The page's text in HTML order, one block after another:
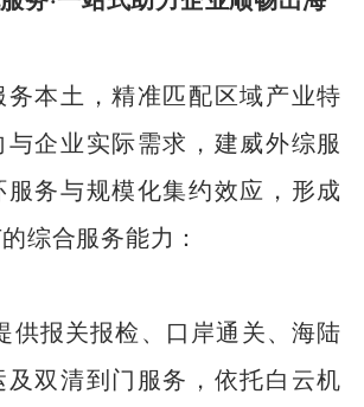
本土，精准匹配区域产业特
企业实际需求，建威外综服
服务与规模化集约效应，形成
综合服务能力：
供报关报检、口岸通关、海陆
双清到门服务，依托白云机